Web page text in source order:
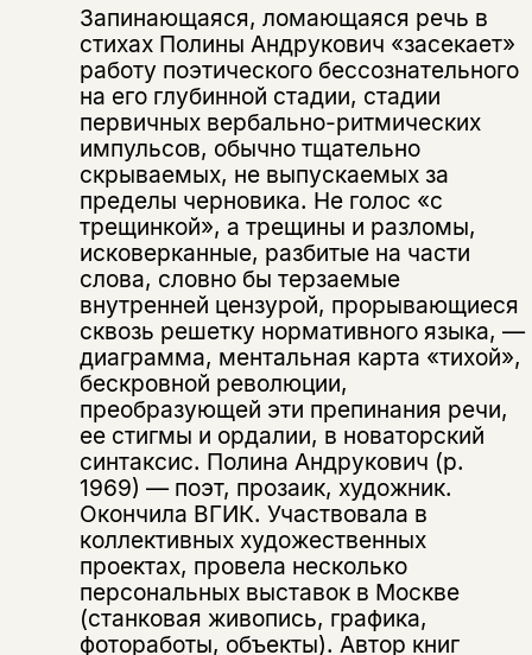
Запинающаяся, ломающаяся речь в
стихах Полины Андрукович «засекает»
работу поэтического бессознательного
на его глубинной стадии, стадии
первичных вербально-ритмических
импульсов, обычно тщательно
скрываемых, не выпускаемых за
пределы черновика. Не голос «с
трещинкой», а трещины и разломы,
исковерканные, разбитые на части
слова, словно бы терзаемые
внутренней цензурой, прорывающиеся
сквозь решетку нормативного языка, —
диаграмма, ментальная карта «тихой»,
бескровной революции,
преобразующей эти препинания речи,
ее стигмы и ордалии, в новаторский
синтаксис. Полина Андрукович (р.
1969) — поэт, прозаик, художник.
Окончила ВГИК. Участвовала в
коллективных художественных
проектах, провела несколько
персональных выставок в Москве
(станковая живопись, графика,
фотоработы, объекты). Автор книг
Подписка на рассылку
Раз в неделю мы отправляем рассылку
о книгах и событиях «НЛО».
За подписку дарим промокод на
Этой книги временно
нет в продаже.
Вы можете подписаться на
уведомления, и при поступлении книги
на склад получить письмо на указанный
электронный адрес.